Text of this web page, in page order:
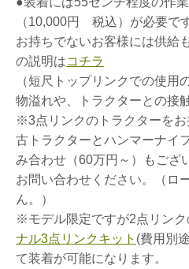
（10,000円 税込）が必要です
お持ちでないお客様には供給
の説明はコチラ
（短尺トップリンクでの使用
物溢れや、トラクターとの接
※3点リンクのトラクターを
古トラクターとハンマーナイ
み合わせ（60万円～）もござ
お問い合わせください。（ロ
ん。）
※モデル限定ですが2点リンク
ナル3点リンクキット (費用別
て装着が可能になります。